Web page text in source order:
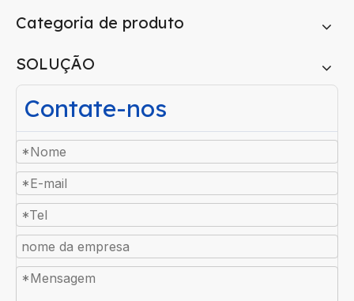
Categoria de produto
SOLUÇÃO
Contate-nos